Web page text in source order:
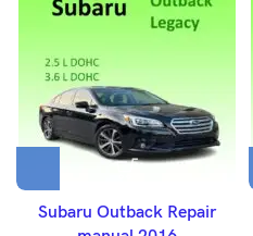
Subaru Outback Repair